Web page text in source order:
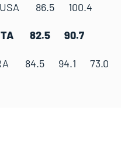
USA 86.5 100.4
ITA 82.5 90.7
84.5 94.1 73.0